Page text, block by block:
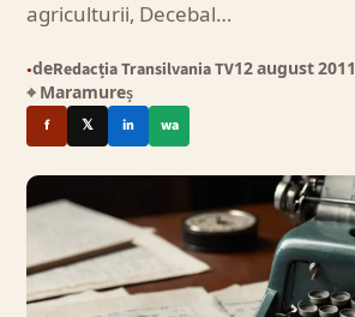
agriculturii, Decebal…
●deRedacția Transilvania TV12 august 2011
⌖ Maramureș
f 𝕏 in wa